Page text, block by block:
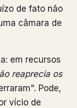
de fato não
câmara de
em recursos
reaprecia os
Pode,
vício de